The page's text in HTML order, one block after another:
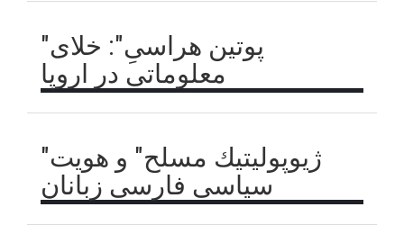
"پوتین هراسیِ": خلای
معلوماتی در اروپا
"ژیوپوليتيك مسلح" و هويت
سياسى فارسى زبانان